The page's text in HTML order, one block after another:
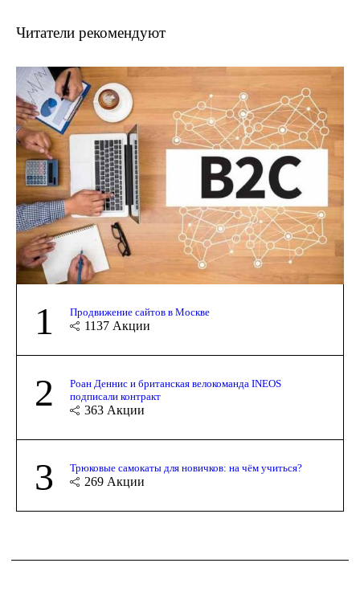
Читатели рекомендуют
1 Продвижение сайтов в Москве
1137 Акции
2
Роан Деннис и британская велокоманда INEOS
подписали контракт
363 Акции
3 Трюковые самокаты для новичков: на чём учиться?
269 Акции